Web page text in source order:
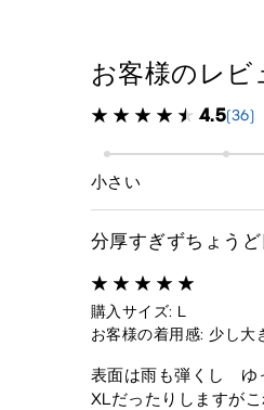
お客様のレビ
4.5(36)
小さい
分厚すぎずちょう
購入サイズ: L
お客様の着用感: 少し大
表面は雨も弾くし ゆ
XLだったりしますが